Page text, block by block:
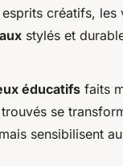
créatifs, les
stylés et
éducatifs faits
se
sensibilisent